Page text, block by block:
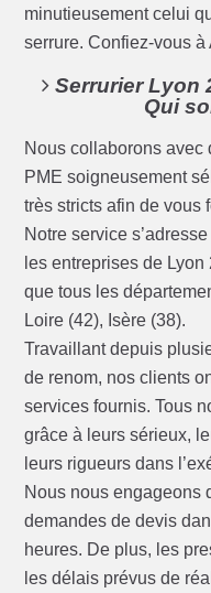
minutieusement celui
serrure. Confiez-vous à
Serrurier Lyon
Qui
Nous collaborons avec
PME soigneusement
très stricts afin de vous
Notre service
les entreprises de
que tous les
Loire (42), Isère (38).
Travaillant depuis
de renom, nos clients
services fournis. Tous
grâce à leurs sérieux,
leurs rigueurs dans
Nous nous engageons
demandes de devis
heures. De plus, les
les délais prévus de